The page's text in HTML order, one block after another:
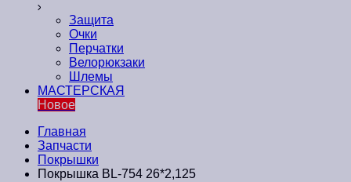
Защита
Очки
Перчатки
Велорюкзаки
Шлемы
МАСТЕРСКАЯ
Новое
Главная
Запчасти
Покрышки
Покрышка BL-754 26*2,125